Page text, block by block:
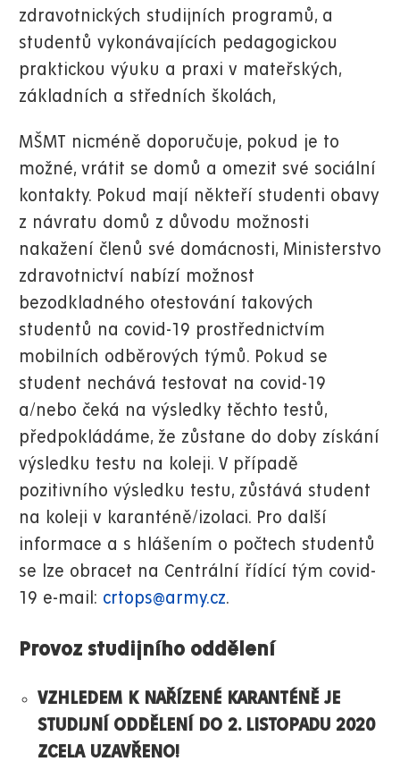
zdravotnických studijních programů, a
studentů vykonávajících pedagogickou
praktickou výuku a praxi v mateřských,
základních a středních školách,
MŠMT nicméně doporučuje, pokud je to
možné, vrátit se domů a omezit své sociální
kontakty. Pokud mají někteří studenti obavy
z návratu domů z důvodu možnosti
nakažení členů své domácnosti, Ministerstvo
zdravotnictví nabízí možnost
bezodkladného otestování takových
studentů na covid-19 prostřednictvím
mobilních odběrových týmů. Pokud se
student nechává testovat na covid-19
a/nebo čeká na výsledky těchto testů,
předpokládáme, že zůstane do doby získání
výsledku testu na koleji. V případě
pozitivního výsledku testu, zůstává student
na koleji v karanténě/izolaci. Pro další
informace a s hlášením o počtech studentů
se lze obracet na Centrální řídící tým covid-
19 e-mail: crtops@army.cz.
Provoz studijního oddělení
VZHLEDEM K NAŘÍZENÉ KARANTÉNĚ JE
STUDIJNÍ ODDĚLENÍ DO 2. LISTOPADU 2020
ZCELA UZAVŘENO!